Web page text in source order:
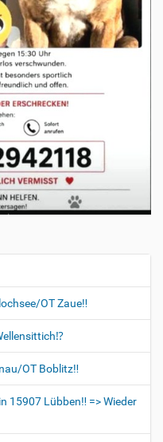
OT Zaue‼️
OT Boblitz‼️
15907 Lübben‼️ => Wieder